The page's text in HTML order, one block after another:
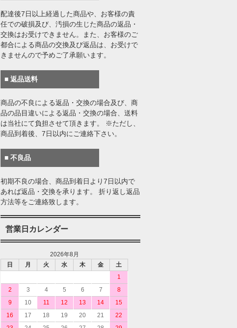
配達後7日以上経過した商品や、お客様の責
任での破損及び、汚損の生じた商品の返品・
交換はお受けできません。また、お客様のご
都合による商品の交換及び返品は、お受けで
きませんので予めご了承願います。
■ 返品送料
商品の不良による返品・交換の場合及び、商
品の品目違いによる返品・交換の場合、送料
は当社にて負担させて頂きます。 ※ただし、
商品到着後、7日以内にご連絡下さい。
■ 不良品
初期不良の場合、商品到着日より7日以内で
あれば返品・交換を承ります。 折り返し返品
方法等をご連絡致します。
営業日カレンダー
2026年8月
日
月 火 水 木 金
土
1
2
3 4 5 6 7
8
9
10 11 12 13 14
15
16
17 18 19 20 21
22